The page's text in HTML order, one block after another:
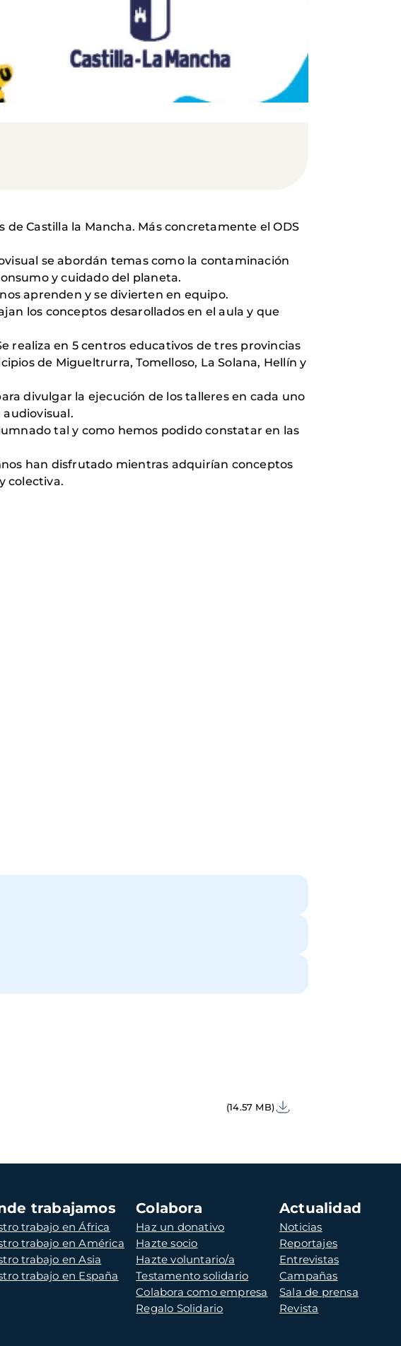
Castilla la Mancha. Más concretamente el ODS
se abordán temas como la contaminación
y cuidado del planeta.
aprenden y se divierten en equipo.
los conceptos desarollados en el aula y que
realiza en 5 centros educativos de tres provincias
de Migueltrurra, Tomelloso, La Solana, Hellín y
divulgar la ejecución de los talleres en cada uno
tal y como hemos podido constatar en las
han disfrutado mientras adquirían conceptos
colectiva.
(14.57 MB)
trabajamos
trabajo en África
trabajo en América
trabajo en Asia
trabajo en España
Colabora
Haz un donativo
Hazte socio
Hazte voluntario/a
Testamento solidario
Colabora como empresa
Regalo Solidario
Actualidad
Noticias
Reportajes
Entrevistas
Campañas
Sala de prensa
Revista